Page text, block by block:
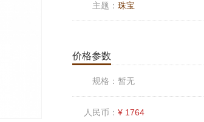
主题： 珠宝
价格参数
规格： 暂无
人民币： ¥ 1764